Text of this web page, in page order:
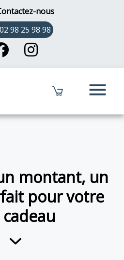
nous
02 98 25 98 98
menu
montant, un
pour votre